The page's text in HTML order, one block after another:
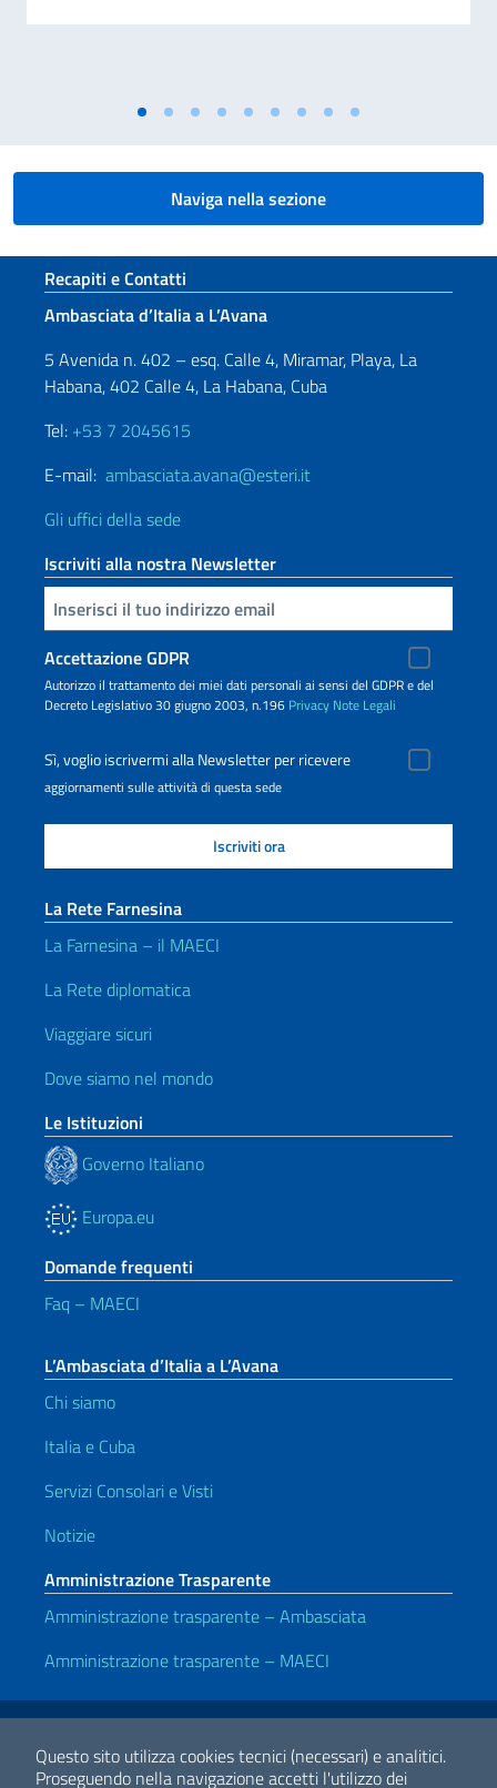
Questo sito utilizza cookies tecnici (necessari) e analitici.
Proseguendo nella navigazione accetti l'utilizzo dei
Naviga nella sezione
Sezione footer
Recapiti e Contatti
Ambasciata d’Italia a L’Avana
5 Avenida n. 402 – esq. Calle 4, Miramar, Playa, La
Habana, 402 Calle 4, La Habana, Cuba
Tel: +53 7 2045615
E-mail: ambasciata.avana@esteri.it
Gli uffici della sede
Iscriviti alla nostra Newsletter
Inserisci la tua email
Accettazione GDPR
Autorizzo il trattamento dei miei dati personali ai sensi del GDPR e del
Decreto Legislativo 30 giugno 2003, n.196 Privacy Note Legali
Sì, voglio iscrivermi alla Newsletter per ricevere
aggiornamenti sulle attività di questa sede
La Rete Farnesina
La Farnesina – il MAECI
La Rete diplomatica
Viaggiare sicuri
Dove siamo nel mondo
Le Istituzioni
Governo Italiano
Europa.eu
Domande frequenti
Faq – MAECI
L’Ambasciata d’Italia a L’Avana
Chi siamo
Italia e Cuba
Servizi Consolari e Visti
Notizie
Amministrazione Trasparente
Amministrazione trasparente – Ambasciata
Amministrazione trasparente – MAECI
Link Utili